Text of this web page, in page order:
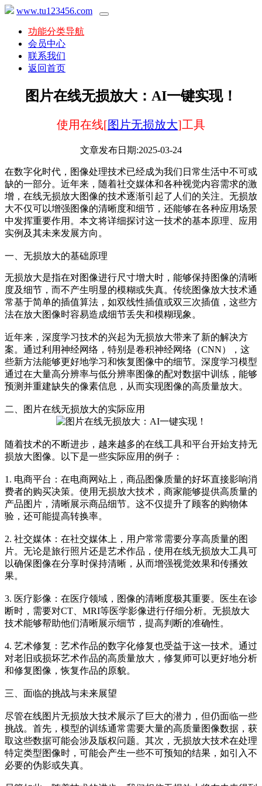
www.tu123456.com
功能分类导航
会员中心
联系我们
返回首页
图片在线无损放大：AI一键实现！
使用在线[图片无损放大]工具
文章发布日期:2025-03-24
在数字化时代，图像处理技术已经成为我们日常生活中不可或
缺的一部分。近年来，随着社交媒体和各种视觉内容需求的激
增，在线无损放大图像的技术逐渐引起了人们的关注。无损放
大不仅可以增强图像的清晰度和细节，还能够在各种应用场景
中发挥重要作用。本文将详细探讨这一技术的基本原理、应用
实例及其未来发展方向。
一、无损放大的基础原理
无损放大是指在对图像进行尺寸增大时，能够保持图像的清晰
度及细节，而不产生明显的模糊或失真。传统图像放大技术通
常基于简单的插值算法，如双线性插值或双三次插值，这些方
法在放大图像时容易造成细节丢失和模糊现象。
近年来，深度学习技术的兴起为无损放大带来了新的解决方
案。通过利用神经网络，特别是卷积神经网络（CNN），这
些新方法能够更好地学习和恢复图像中的细节。深度学习模型
通过在大量高分辨率与低分辨率图像的配对数据中训练，能够
预测并重建缺失的像素信息，从而实现图像的高质量放大。
二、图片在线无损放大的实际应用
随着技术的不断进步，越来越多的在线工具和平台开始支持无
损放大图像。以下是一些实际应用的例子：
1. 电商平台：在电商网站上，商品图像质量的好坏直接影响消
费者的购买决策。使用无损放大技术，商家能够提供高质量的
产品图片，清晰展示商品细节。这不仅提升了顾客的购物体
验，还可能提高转换率。
2. 社交媒体：在社交媒体上，用户常常需要分享高质量的图
片。无论是旅行照片还是艺术作品，使用在线无损放大工具可
以确保图像在分享时保持清晰，从而增强视觉效果和传播效
果。
3. 医疗影像：在医疗领域，图像的清晰度极其重要。医生在诊
断时，需要对CT、MRI等医学影像进行仔细分析。无损放大
技术能够帮助他们清晰展示细节，提高判断的准确性。
4. 艺术修复：艺术作品的数字化修复也受益于这一技术。通过
对老旧或损坏艺术作品的高质量放大，修复师可以更好地分析
和修复图像，恢复作品的原貌。
三、面临的挑战与未来展望
尽管在线图片无损放大技术展示了巨大的潜力，但仍面临一些
挑战。首先，模型的训练通常需要大量的高质量图像数据，获
取这些数据可能会涉及版权问题。其次，无损放大技术在处理
特定类型图像时，可能会产生一些不可预知的结果，如引入不
必要的伪影或失真。